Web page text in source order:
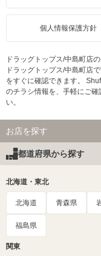
個人情報保護方針
ドラッグトップス/中島町店
ドラッグトップス/中島町店
をすぐに確認できます。
のチラシ情報を、手軽にご
い。
お店を探す
都道府県から探す
北海道・東北
北海道 青森県
福島県
関東